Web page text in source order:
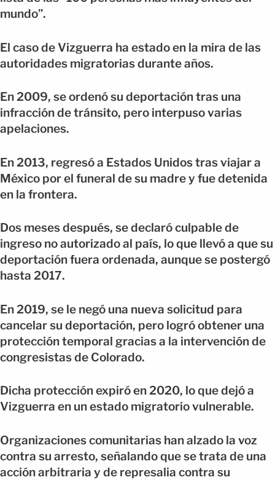
mundo”.
El caso de Vizguerra ha estado en la mira de las
autoridades migratorias durante años.
En 2009, se ordenó su deportación tras una
infracción de tránsito, pero interpuso varias
apelaciones.
En 2013, regresó a Estados Unidos tras viajar a
México por el funeral de su madre y fue detenida
en la frontera.
Dos meses después, se declaró culpable de
ingreso no autorizado al país, lo que llevó a que su
deportación fuera ordenada, aunque se postergó
hasta 2017.
En 2019, se le negó una nueva solicitud para
cancelar su deportación, pero logró obtener una
protección temporal gracias a la intervención de
congresistas de Colorado.
Dicha protección expiró en 2020, lo que dejó a
Vizguerra en un estado migratorio vulnerable.
Organizaciones comunitarias han alzado la voz
contra su arresto, señalando que se trata de una
acción arbitraria y de represalia contra su